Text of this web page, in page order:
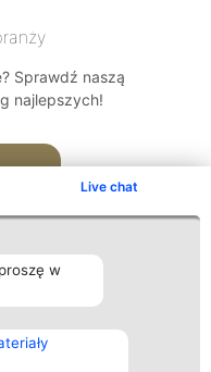
Live chat
w
Sprawdź naszą
najlepszych!
Kontakt
Kontakt